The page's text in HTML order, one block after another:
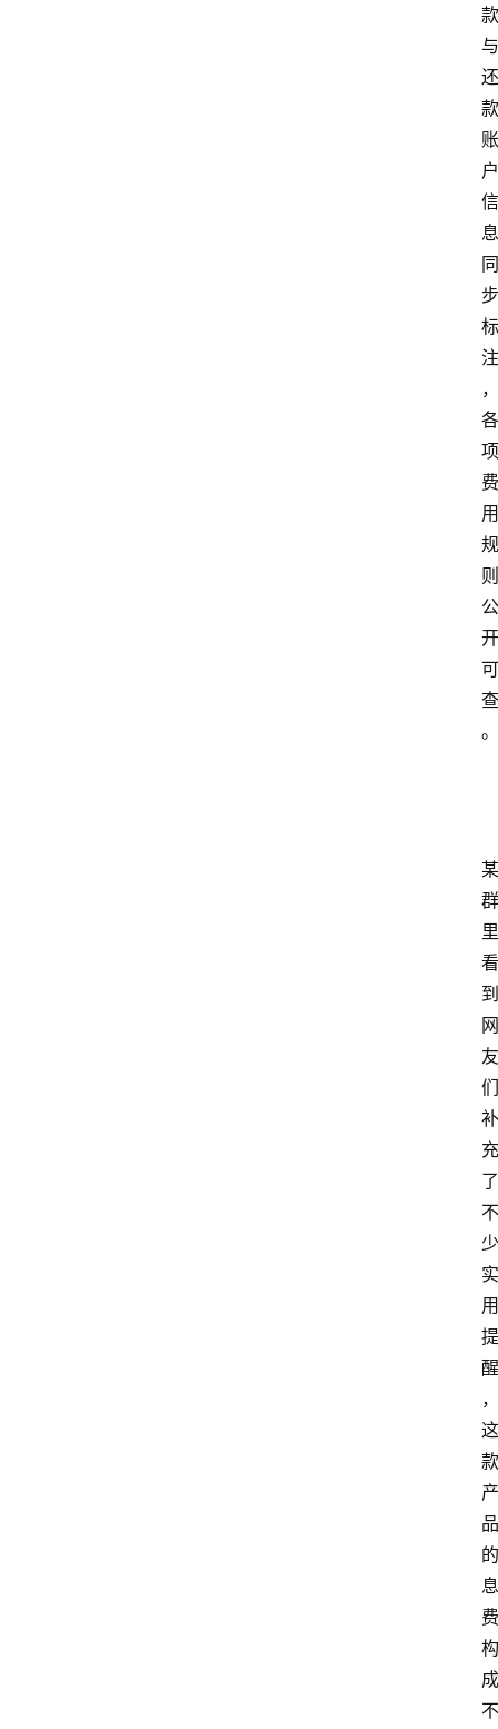
款
与
还
款
账
户
信
息
同
步
标
注
，
各
项
费
用
规
则
公
开
可
查
。
某
群
里
看
到
网
友
们
补
充
了
不
少
实
用
提
醒
，
这
款
产
品
的
息
费
构
成
不